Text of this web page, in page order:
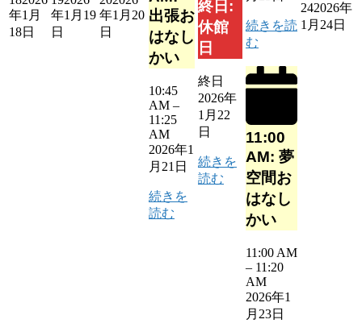
年1月
18日
年1月19
日
年1月20
日
出張お
はなし
かい
10:45
AM –
11:25
AM
2026年1
月21日
続きを
読む
終日:
休館
日
終日
2026年
1月22
日
続きを
読む
続きを読
む
11:00
AM: 夢
空間お
はなし
かい
11:00 AM
– 11:20
AM
2026年1
月23日
242026年
1月24日